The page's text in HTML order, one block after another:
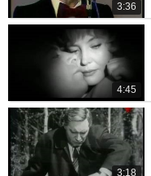
3:36
4:45
3:18